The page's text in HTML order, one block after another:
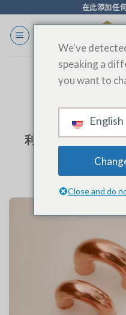
在此添加任
标签存档：
利用 SINOAK 的先
We've
speaking a
you want to
English
Close and do